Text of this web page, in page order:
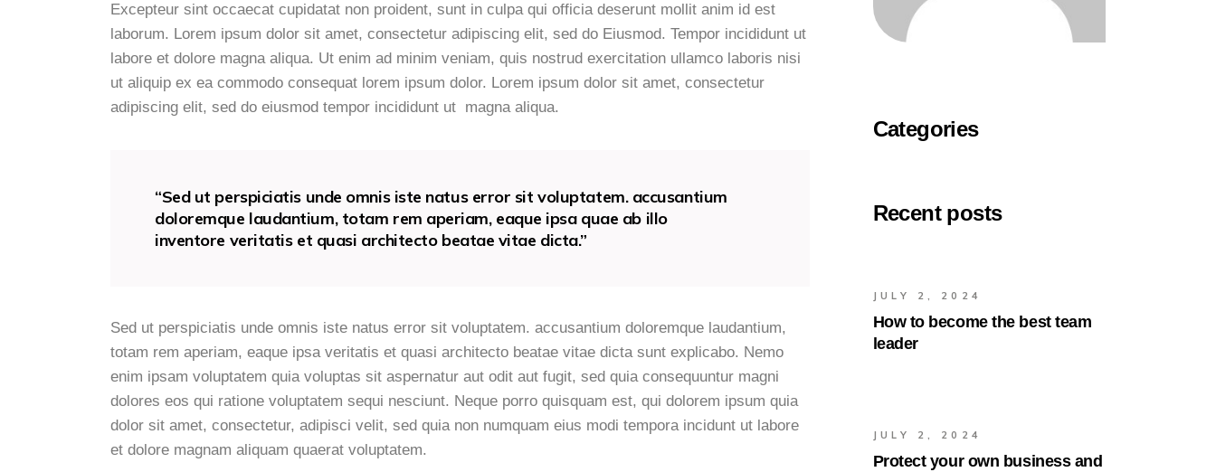
Excepteur sint occaecat cupidatat non proident, sunt in culpa qui officia deserunt mollit anim id est
laborum. Lorem ipsum dolor sit amet, consectetur adipiscing elit, sed do Eiusmod. Tempor incididunt ut
labore et dolore magna aliqua. Ut enim ad minim veniam, quis nostrud exercitation ullamco laboris nisi
ut aliquip ex ea commodo consequat lorem ipsum dolor. Lorem ipsum dolor sit amet, consectetur
adipiscing elit, sed do eiusmod tempor incididunt ut magna aliqua.
“Sed ut perspiciatis unde omnis iste natus error sit voluptatem. accusantium
doloremque laudantium, totam rem aperiam, eaque ipsa quae ab illo
inventore veritatis et quasi architecto beatae vitae dicta.”
Sed ut perspiciatis unde omnis iste natus error sit voluptatem. accusantium doloremque laudantium,
totam rem aperiam, eaque ipsa veritatis et quasi architecto beatae vitae dicta sunt explicabo. Nemo
enim ipsam voluptatem quia voluptas sit aspernatur aut odit aut fugit, sed quia consequuntur magni
dolores eos qui ratione voluptatem sequi nesciunt. Neque porro quisquam est, qui dolorem ipsum quia
dolor sit amet, consectetur, adipisci velit, sed quia non numquam eius modi tempora incidunt ut labore
et dolore magnam aliquam quaerat voluptatem.
Categories
Recent posts
JULY 2, 2024
How to become the best team
leader
JULY 2, 2024
Protect your own business and